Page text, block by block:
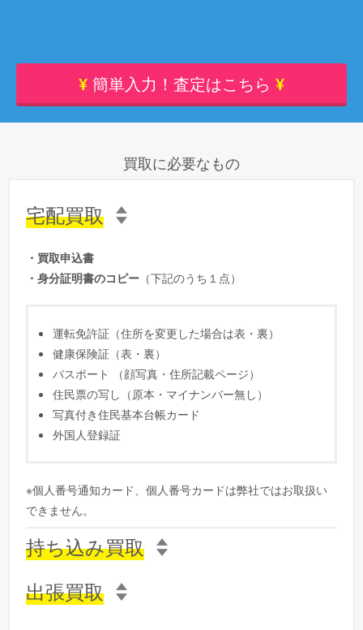
step 1
お問合せフォーム
step 2
埼玉県鶴ヶ島市中新田41-1
step 1
お問合せフォーム
step 2
¥ 簡単入力！査定はこちら ¥
買取に必要なもの
宅配買取
・買取申込書
・身分証明書のコピー （下記のうち１点）
運転免許証（住所を変更した場合は表・裏）
健康保険証（表・裏）
パスポート （顔写真・住所記載ページ）
住民票の写し（原本・マイナンバー無し）
写真付き住民基本台帳カード
外国人登録証
※個人番号通知カード、個人番号カードは弊社ではお取扱い
できません。
持ち込み買取
出張買取